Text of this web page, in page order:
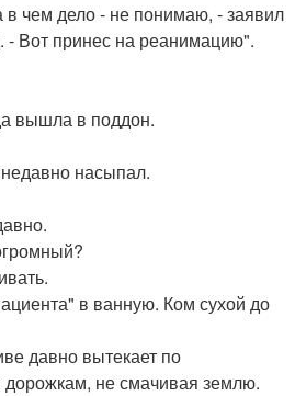
в чем дело - не понимаю, - заявил
Вот принес на реанимацию".
вышла в поддон.
насыпал.
в ванную. Ком сухой до
давно вытекает по
не смачивая землю.